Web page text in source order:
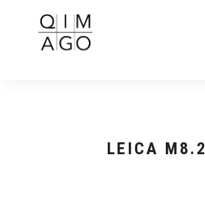
LEICA M8.2